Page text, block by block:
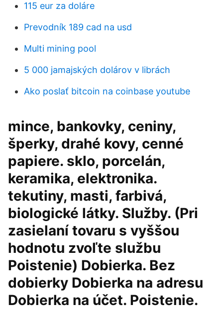
115 eur za doláre
Prevodník 189 cad na usd
Multi mining pool
5 000 jamajských dolárov v librách
Ako poslať bitcoin na coinbase youtube
mince, bankovky, ceniny,
šperky, drahé kovy, cenné
papiere. sklo, porcelán,
keramika, elektronika.
tekutiny, masti, farbivá,
biologické látky. Služby. (Pri
zasielaní tovaru s vyššou
hodnotu zvoľte službu
Poistenie) Dobierka. Bez
dobierky Dobierka na adresu
Dobierka na účet. Poistenie.